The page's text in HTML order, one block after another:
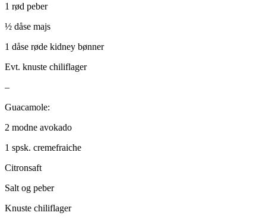
1 rød peber
½ dåse majs
1 dåse røde kidney bønner
Evt. knuste chiliflager
–
Guacamole:
2 modne avokado
1 spsk. cremefraiche
Citronsaft
Salt og peber
Knuste chiliflager